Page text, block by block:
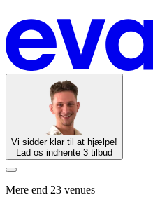
Vi sidder klar til at hjælpe!
Lad os indhente 3 tilbud
Mere end 23 venues